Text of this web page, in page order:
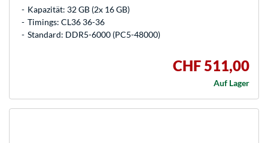
Kapazität: 32 GB (2x 16 GB)
Timings: CL36 36-36
Standard: DDR5-6000 (PC5-48000)
CHF 511,00
Auf Lager